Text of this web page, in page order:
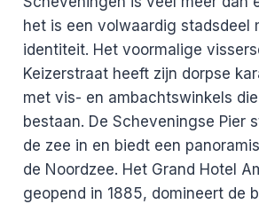
het is een volwaardig stadsdeel
identiteit. Het voormalige
Keizerstraat heeft zijn dorpse
met vis- en ambachtswinkels
bestaan. De Scheveningse Pier
de zee in en biedt een
de Noordzee. Het Grand Hotel
geopend in 1885, domineert de